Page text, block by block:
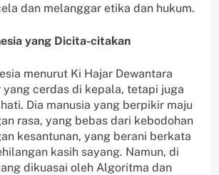
dan melanggar etika dan hukum.
yang Dicita-citakan
menurut Ki Hajar Dewantara
yang cerdas di kepala, tetapi juga
Dia manusia yang berpikir maju
rasa, yang bebas dari kebodohan
kesantunan, yang berani berkata
kasih sayang. Namun, di
dikuasai oleh Algoritma dan